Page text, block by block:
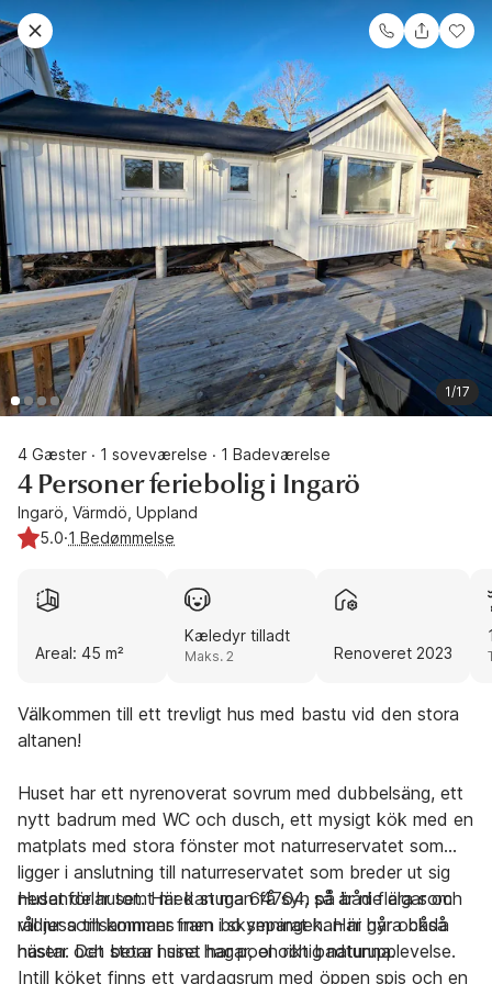
1/17
4 Gæster · 1 soveværelse · 1 Badeværelse
4 Personer feriebolig i Ingarö
Ingarö, Värmdö, Uppland
5.0·1 Bedømmelse
Areal: 45 m²
Kæledyr tilladt
Maks. 2 Renoveret 2023
Välkommen till ett trevligt hus med bastu vid den stora
altanen!
Huset har ett nyrenoverat sovrum med dubbelsäng, ett
nytt badrum med WC och dusch, ett mysigt kök med en
matplats med stora fönster mot naturreservatet som
ligger i anslutning till naturreservatet som breder ut sig
nedanför huset. Här kan man få syn på både älgar och
rådjur som kommer fram i skymningen. Här går också
hästar och betar i sina hagar, en riktig naturupplevelse.
Intill köket finns ett vardagsrum med öppen spis och en
Huset delar tomt med stuga 64764, så är ni flera som
vill resa tillsammans men bo separat kan ni hyra båda
husen. Det stora huset har pool och badtunna.